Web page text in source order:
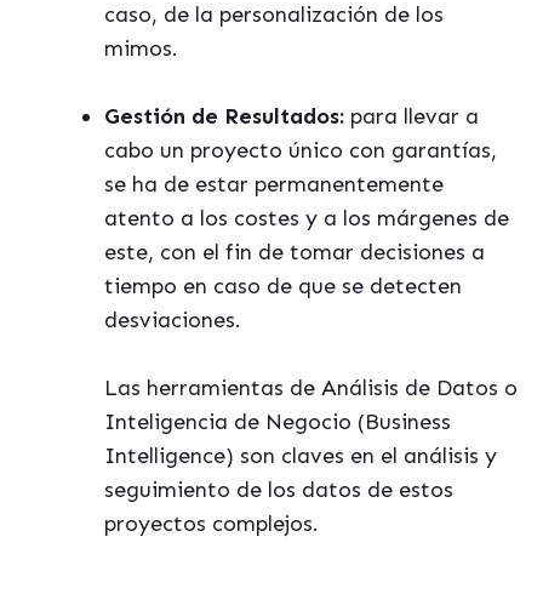
caso, de la personalización de los
mimos.
Gestión de Resultados: para llevar a
cabo un proyecto único con garantías,
se ha de estar permanentemente
atento a los costes y a los márgenes de
este, con el fin de tomar decisiones a
tiempo en caso de que se detecten
desviaciones.
Las herramientas de Análisis de Datos o
Inteligencia de Negocio (Business
Intelligence) son claves en el análisis y
seguimiento de los datos de estos
proyectos complejos.